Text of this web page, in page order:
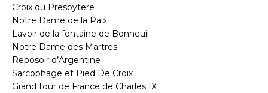
Croix du Presbytere
Notre Dame de la Paix
Lavoir de la fontaine de Bonneuil
Notre Dame des Martres
Reposoir d’Argentine
Sarcophage et Pied De Croix
Grand tour de France de Charles IX